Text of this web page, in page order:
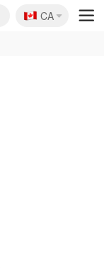
🇨🇦
CA